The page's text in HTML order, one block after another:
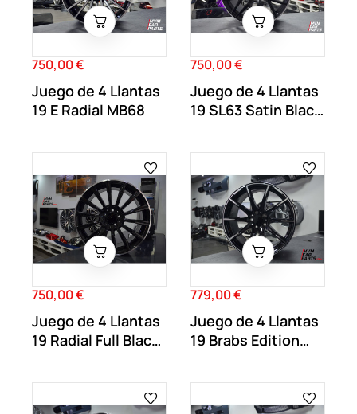
Precio
750,00 €
Juego de 4 Llantas
19 E Radial MB68
Precio
750,00 €
Juego de 4 Llantas
19 SL63 Satin Black
Precio
750,00 €
Juego de 4 Llantas
19 Radial Full Black
Precio
779,00 €
Juego de 4 Llantas
19 Brabs Edition